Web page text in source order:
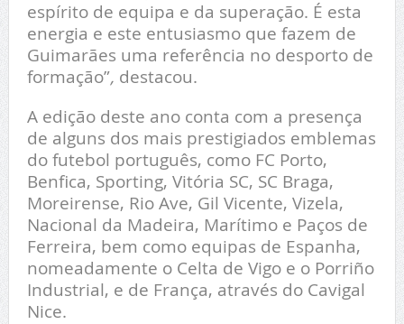
espírito de equipa e da superação. É esta
energia e este entusiasmo que fazem de
Guimarães uma referência no desporto de
formação”, destacou.
A edição deste ano conta com a presença
de alguns dos mais prestigiados emblemas
do futebol português, como FC Porto,
Benfica, Sporting, Vitória SC, SC Braga,
Moreirense, Rio Ave, Gil Vicente, Vizela,
Nacional da Madeira, Marítimo e Paços de
Ferreira, bem como equipas de Espanha,
nomeadamente o Celta de Vigo e o Porriño
Industrial, e de França, através do Cavigal
Nice.